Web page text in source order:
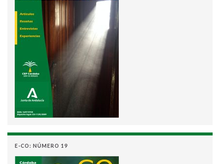
E-CO: NÚMERO 19